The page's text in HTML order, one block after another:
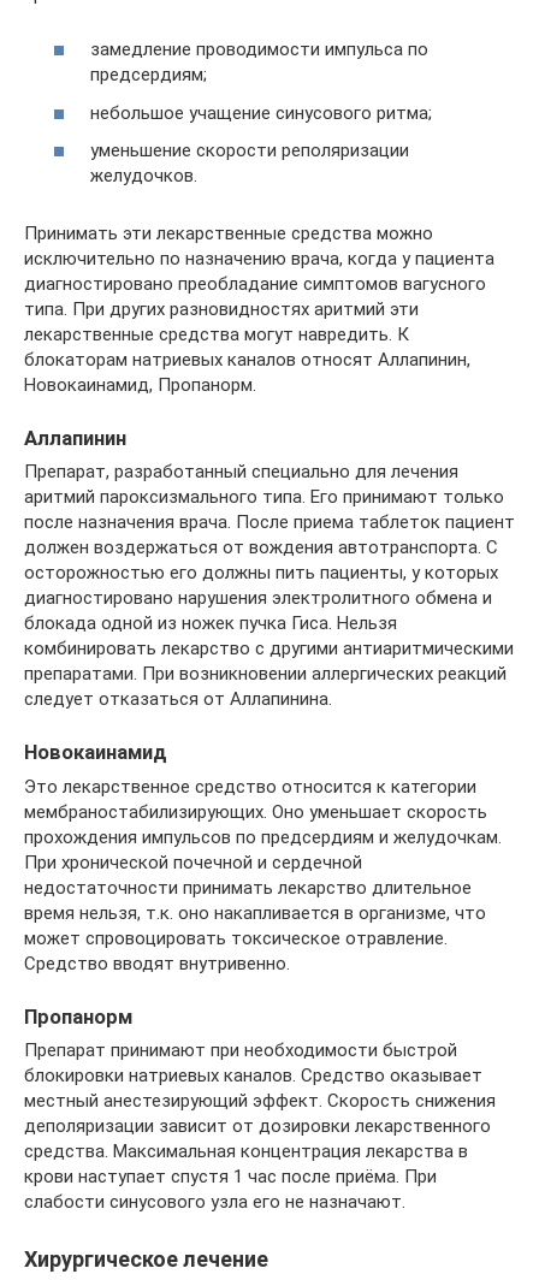
замедление проводимости импульса по
предсердиям;
небольшое учащение синусового ритма;
уменьшение скорости реполяризации
желудочков.
Принимать эти лекарственные средства можно
исключительно по назначению врача, когда у пациента
диагностировано преобладание симптомов вагусного
типа. При других разновидностях аритмий эти
лекарственные средства могут навредить. К
блокаторам натриевых каналов относят Аллапинин,
Новокаинамид, Пропанорм.
Аллапинин
Препарат, разработанный специально для лечения
аритмий пароксизмального типа. Его принимают только
после назначения врача. После приема таблеток пациент
должен воздержаться от вождения автотранспорта. С
осторожностью его должны пить пациенты, у которых
диагностировано нарушения электролитного обмена и
блокада одной из ножек пучка Гиса. Нельзя
комбинировать лекарство с другими антиаритмическими
препаратами. При возникновении аллергических реакций
следует отказаться от Аллапинина.
Новокаинамид
Это лекарственное средство относится к категории
мембраностабилизирующих. Оно уменьшает скорость
прохождения импульсов по предсердиям и желудочкам.
При хронической почечной и сердечной
недостаточности принимать лекарство длительное
время нельзя, т.к. оно накапливается в организме, что
может спровоцировать токсическое отравление.
Средство вводят внутривенно.
Пропанорм
Препарат принимают при необходимости быстрой
блокировки натриевых каналов. Средство оказывает
местный анестезирующий эффект. Скорость снижения
деполяризации зависит от дозировки лекарственного
средства. Максимальная концентрация лекарства в
крови наступает спустя 1 час после приёма. При
слабости синусового узла его не назначают.
Хирургическое лечение